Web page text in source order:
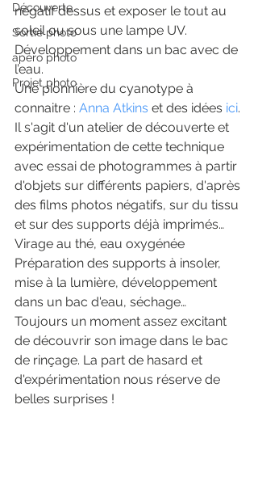
Découverte
Sortie photo
apéro photo
Projet photo
négatif dessus et exposer le tout au
soleil ou sous une lampe UV.
Développement dans un bac avec de
l’eau.
Une pionnière du cyanotype à
connaitre : Anna Atkins et des idées ici.
Il s'agit d'un atelier de découverte et
expérimentation de cette technique
avec essai de photogrammes à partir
d'objets sur différents papiers, d'après
des films photos négatifs, sur du tissu
et sur des supports déjà imprimés…
Virage au thé, eau oxygénée
Préparation des supports à insoler,
mise à la lumière, développement
dans un bac d'eau, séchage…
Toujours un moment assez excitant
de découvrir son image dans le bac
de rinçage. La part de hasard et
d'expérimentation nous réserve de
belles surprises !